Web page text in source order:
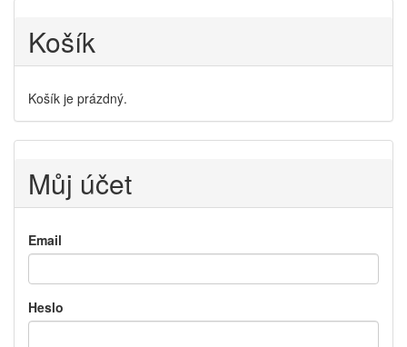
Košík
Košík je prázdný.
Můj účet
Email
Heslo